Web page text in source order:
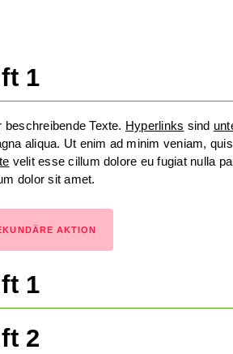
1
Texte. Hyperlinks sind
aliqua. Ut enim ad minim veniam,
velit esse cillum dolore eu fugiat nulla
dolor sit amet.
AKTION
1
2